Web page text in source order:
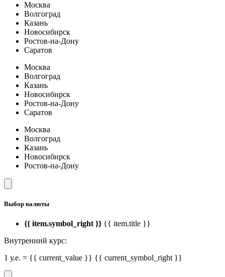
Москва
Волгоград
Казань
Новосибирск
Ростов-на-Дону
Саратов
Москва
Волгоград
Казань
Новосибирск
Ростов-на-Дону
Саратов
Москва
Волгоград
Казань
Новосибирск
Ростов-на-Дону
Выбор валюты
{{ item.symbol_right }} {{ item.title }}
Внутренний курс:
1 у.е. = {{ current_value }} {{ current_symbol_right }}